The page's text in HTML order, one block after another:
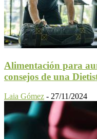
Alimentación para
consejos de una
Laia Gómez - 27/11/2024